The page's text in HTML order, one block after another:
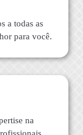
a todas as
para você.
na